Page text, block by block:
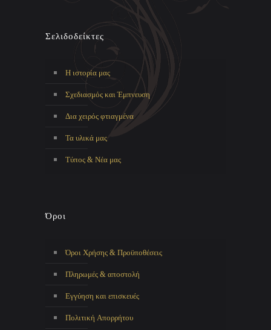
Σελιδοδείκτες
Η ιστορία μας
Σχεδιασμός και Έμπνευση
Δια χειρός φτιαγμένα
Τα υλικά μας
Τύπος & Νέα μας
Όροι
Όροι Χρήσης & Προϋποθέσεις
Πληρωμές & αποστολή
Εγγύηση και επισκευές
Πολιτική Απορρήτου